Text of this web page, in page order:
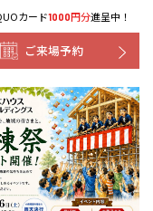
カード1000円分進呈中！
ご来場予約